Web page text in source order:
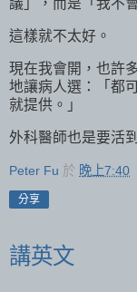
議」，而是「我不
這樣就不太好。
現在我會開，也許
地讓病人選：「都
就提供。」
外科醫師也是要活
Peter Fu 於 晚上7:40
分享
講英文